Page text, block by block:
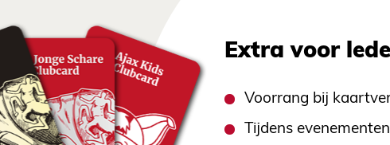
Extra voor
Voorrang bij
Tijdens